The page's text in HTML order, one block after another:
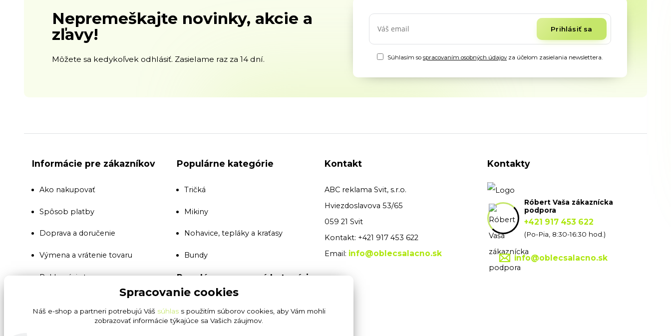
Nepremeškajte novinky, akcie a
zľavy!
Môžete sa kedykoľvek odhlásiť. Zasielame raz za 14 dní.
Prihlásiť sa
Súhlasím sospracovaním osobných údajov za účelom zasielania newslettera.
Informácie pre zákazníkov
Ako nakupovať
Spôsob platby
Doprava a doručenie
Výmena a vrátenie tovaru
Reklamácia tovaru
Všeobecné obchodné podmienky
Ochrana osobných údajov GDPR
Populárne kategórie
Tričká
Mikiny
Nohavice, tepláky a kraťasy
Bundy
Populárne pracovné kategórie
Montérkové odevy
Reflexné pracovné odevy
Kontakt
ABC reklama Svit, s.r.o.
Hviezdoslavova 53/65
059 21 Svit
Kontakt: +421 917 453 622
Email: info@oblecsalacno.sk
Kontakty
Róbert Vaša zákaznícka
podpora
+421 917 453 622
(Po-Pia, 8:30-16:30 hod.)
info@oblecsalacno.sk
Spracovanie cookies
Náš e-shop a partneri potrebujú Váš súhlass použitím súborov cookies, aby Vám mohli
zobrazovať informácie týkajúce sa Vašich záujmov.